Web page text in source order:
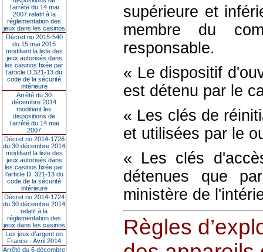
l’arrêté du 14 mai
2007 relatif à la
réglementation des
jeux dans les casinos
Décret no 2015-540
du 15 mai 2015
modifiant la liste des
jeux autorisés dans
les casinos fixée par
l’article D.321-13 du
code de la sécurité
intérieure
Arrêté du 30
décembre 2014
modifiant les
dispositions de
l’arrêté du 14 mai
2007
Décret no 2014-1726
du 30 décembre 2014
modifiant la liste des
jeux autorisés dans
les casinos fixée par
l’article D. 321-13 du
code de la sécurité
intérieure
Décret no 2014-1724
du 30 décembre 2014
relatif à la
réglementation des
jeux dans les casinos
Les jeux d’argent en
France - Avril 2014
Arrêté du 6 décembre
supérieure et
membre du
responsable.
« Le dispositif
est détenu par le
« Les clés de
et utilisées par le
« Les clés
détenues que
ministère de
Règles